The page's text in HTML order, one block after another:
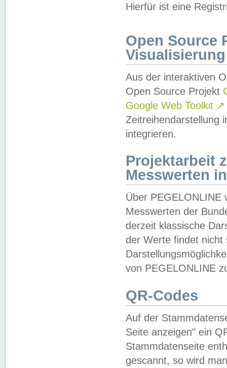
Hierfür ist eine
Open Source
Visualisierung
Aus der interaktiven
Open Source Projekt
Google Web Toolkit ↗
Zeitreihendarstellung
integrieren.
Projektarbeit
Messwerten
Über PEGELONLINE
Messwerten der
derzeit klassische
der Werte findet
von PEGELONLINE
QR-Codes
Auf der
Seite anzeigen" ein
Stammdatenseite
gescannt, so wird